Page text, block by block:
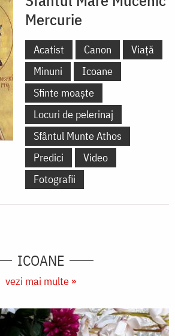
Mercurie
Acatist Canon
Viață
Minuni
Icoane
Sfinte moaște
Locuri de pelerinaj
Sfântul Munte Athos
Predici
Video
Fotografii
ICOANE
vezi mai multe »